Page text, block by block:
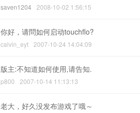
saven1204 2008-10-02 1:56:15
你好，请問如何启动touchflo?
calvin_eyt 2007-10-24 14:04:09
版主:不知道如何使用,请告知.
p800 2007-10-14 11:13:13
老大，好久没发布游戏了哦～